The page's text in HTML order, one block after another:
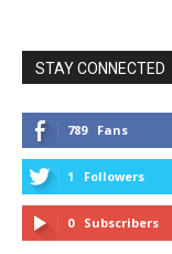
STAY CONNECTED
789 Fans
1 Followers
0 Subscribers